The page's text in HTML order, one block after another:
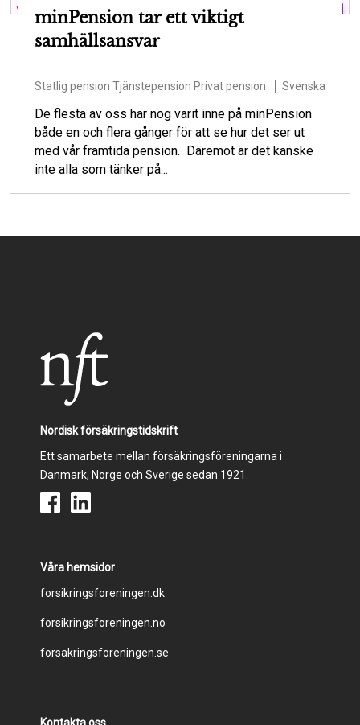
minPension tar ett viktigt
samhällsansvar
Statlig pension Tjänstepension Privat pension Svenska
De flesta av oss har nog varit inne på minPension
både en och flera gånger för att se hur det ser ut
med vår framtida pension. Däremot är det kanske
inte alla som tänker på...
Nordisk försäkringstidskrift
Ett samarbete mellan försäkringsföreningarna i
Danmark, Norge och Sverige sedan 1921.
Våra hemsidor
Footer
menu
forsikringsforeningen.dk
forsikringsforeningen.no
forsakringsforeningen.se
Kontakta oss